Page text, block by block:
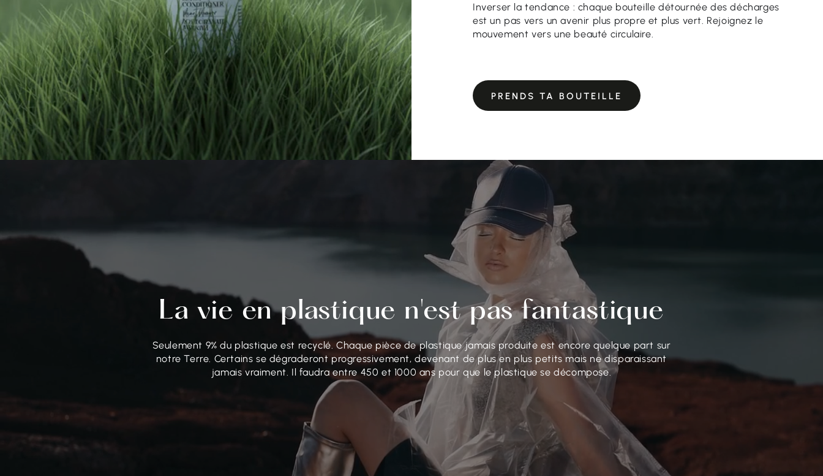
Inverser la tendance : chaque bouteille détournée des décharges
est un pas vers un avenir plus propre et plus vert. Rejoignez le
mouvement vers une beauté circulaire.
PRENDS TA BOUTEILLE
La vie en plastique n'est pas fantastique
Seulement 9% du plastique est recyclé. Chaque pièce de plastique jamais produite est encore quelque part sur
notre Terre. Certains se dégraderont progressivement, devenant de plus en plus petits mais ne disparaissant
jamais vraiment. Il faudra entre 450 et 1000 ans pour que le plastique se décompose.